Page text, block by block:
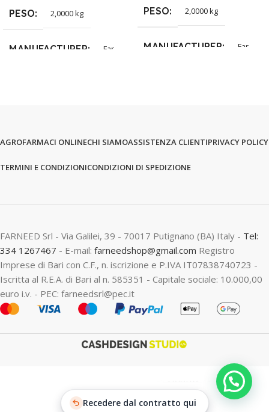
PESO 2,0000 kg
MANUFACTURER Far
PESO 2,0000 kg
MANUFACTURER Far
AGROFARMACI ONLINECHI SIAMOASSISTENZA CLIENTIPRIVACY POLICY
TERMINI E CONDIZIONICONDIZIONI DI SPEDIZIONE
FARNEED Srl - Via Galilei, 39 - 70017 Putignano (BA) Italy - Tel:
334 1267467 - E-mail: farneedshop@gmail.com Registro
Imprese di Bari con C.F., n. iscrizione e P.IVA IT07838740723 -
Iscritta al R.E.A. di Bari al n. 585351 - Capitale sociale: 10.000,00
euro i.v. - PEC: farneedsrl@pec.it
Recedere dal contratto qui